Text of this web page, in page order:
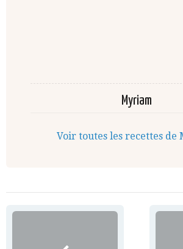
Myriam
Voir toutes les recettes de